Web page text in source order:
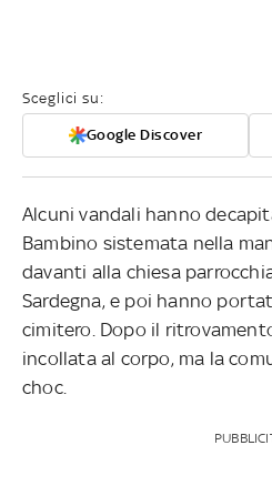
Sceglici su:
Google Discover
Alcuni vandali hanno
Bambino sistemata nella
davanti alla chiesa
Sardegna, e poi hanno
cimitero. Dopo il
incollata al corpo, ma la
choc.